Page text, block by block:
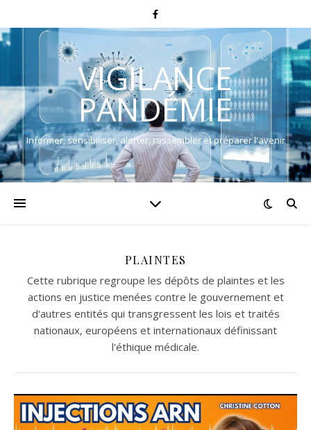
VIGILANCE
PANDÉMIE
Informer, sensibiliser, alerter, rassembler et préparer l'avenir
PLAINTES
Cette rubrique regroupe les dépôts de plaintes et les
actions en justice menées contre le gouvernement et
d'autres entités qui transgressent les lois et traités
nationaux, européens et internationaux définissant
l'éthique médicale.